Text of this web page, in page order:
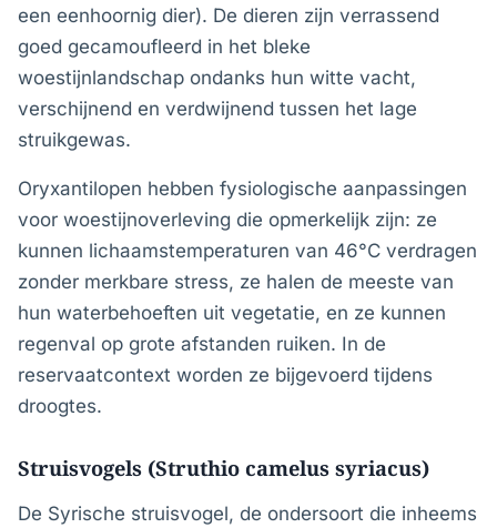
een eenhoornig dier). De dieren zijn verrassend
goed gecamoufleerd in het bleke
woestijnlandschap ondanks hun witte vacht,
verschijnend en verdwijnend tussen het lage
struikgewas.
Oryxantilopen hebben fysiologische aanpassingen
voor woestijnoverleving die opmerkelijk zijn: ze
kunnen lichaamstemperaturen van 46°C verdragen
zonder merkbare stress, ze halen de meeste van
hun waterbehoeften uit vegetatie, en ze kunnen
regenval op grote afstanden ruiken. In de
reservaatcontext worden ze bijgevoerd tijdens
droogtes.
Struisvogels (Struthio camelus syriacus)
De Syrische struisvogel, de ondersoort die inheems